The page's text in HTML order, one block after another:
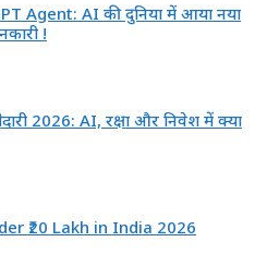
Agent: AI की दुनिया में आया नया
!
2026: AI, रक्षा और निवेश में क्या
₹20 Lakh in India 2026